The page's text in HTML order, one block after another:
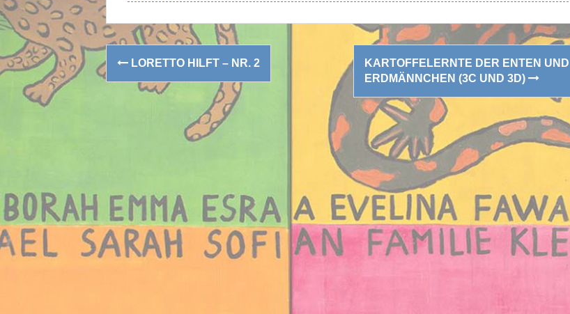
Post
navigation
LORETTO HILFT – NR. 2
KARTOFFELERNTE DER ENTEN UND
ERDMÄNNCHEN (3C UND 3D)